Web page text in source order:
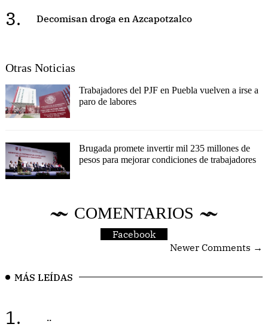
3. Decomisan droga en Azcapotzalco
Otras Noticias
Trabajadores del PJF en Puebla vuelven a irse a
paro de labores
Brugada promete invertir mil 235 millones de
pesos para mejorar condiciones de trabajadores
COMENTARIOS
Facebook
Newer Comments →
MÁS LEÍDAS
1. ..